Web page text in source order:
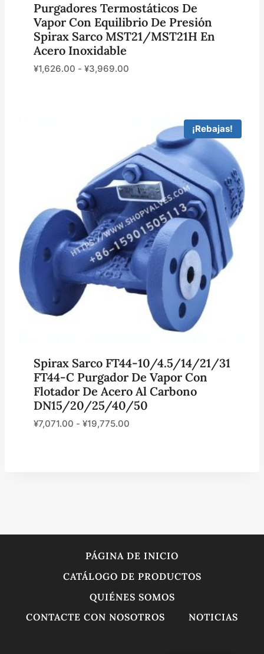
Purgadores Termostáticos De
Vapor Con Equilibrio De Presión
Spirax Sarco MST21/MST21H En
Acero Inoxidable
¥1,626.00 - ¥3,969.00
¡Rebajas!
Spirax Sarco FT44-10/4.5/14/21/31
FT44-C Purgador De Vapor Con
Flotador De Acero Al Carbono
DN15/20/25/40/50
¥7,071.00 - ¥19,775.00
PÁGINA DE INICIO
CATÁLOGO DE PRODUCTOS
QUIÉNES SOMOS
CONTACTE CON NOSOTROS
NOTICIAS